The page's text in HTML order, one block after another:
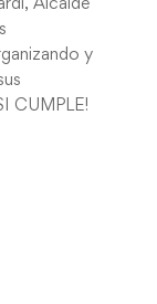
Alcalde
y
CUMPLE!